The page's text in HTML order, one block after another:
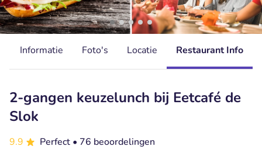
Informatie Foto's Locatie Restaurant Info
2-gangen keuzelunch bij Eetcafé de
Slok
9.9 Perfect • 76 beoordelingen